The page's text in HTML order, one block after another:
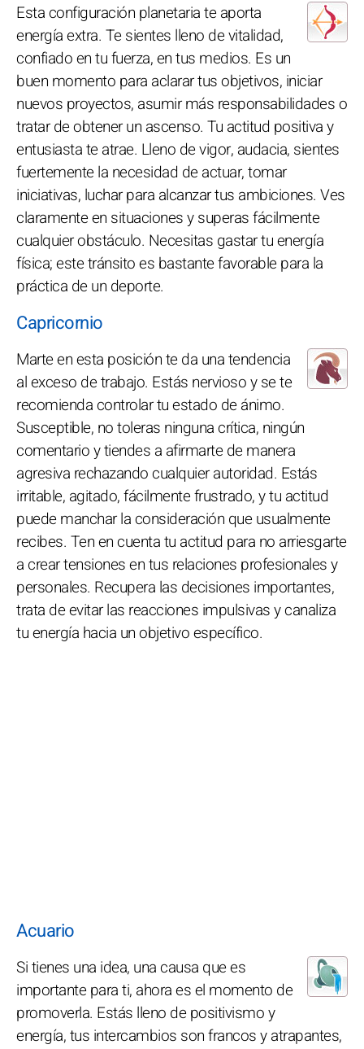
Esta configuración planetaria te aporta
energía extra. Te sientes lleno de vitalidad,
confiado en tu fuerza, en tus medios. Es un
buen momento para aclarar tus objetivos, iniciar
nuevos proyectos, asumir más responsabilidades o
tratar de obtener un ascenso. Tu actitud positiva y
entusiasta te atrae. Lleno de vigor, audacia, sientes
fuertemente la necesidad de actuar, tomar
iniciativas, luchar para alcanzar tus ambiciones. Ves
claramente en situaciones y superas fácilmente
cualquier obstáculo. Necesitas gastar tu energía
física; este tránsito es bastante favorable para la
práctica de un deporte.
Capricornio
Marte en esta posición te da una tendencia
al exceso de trabajo. Estás nervioso y se te
recomienda controlar tu estado de ánimo.
Susceptible, no toleras ninguna crítica, ningún
comentario y tiendes a afirmarte de manera
agresiva rechazando cualquier autoridad. Estás
irritable, agitado, fácilmente frustrado, y tu actitud
puede manchar la consideración que usualmente
recibes. Ten en cuenta tu actitud para no arriesgarte
a crear tensiones en tus relaciones profesionales y
personales. Recupera las decisiones importantes,
trata de evitar las reacciones impulsivas y canaliza
tu energía hacia un objetivo específico.
Acuario
Si tienes una idea, una causa que es
importante para ti, ahora es el momento de
promoverla. Estás lleno de positivismo y
energía, tus intercambios son francos y atrapantes,